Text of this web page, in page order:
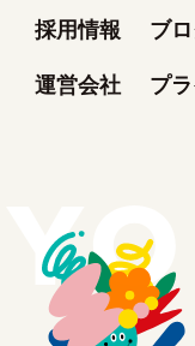
採用情報 ブ
運営会社 プ